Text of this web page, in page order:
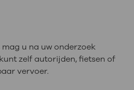
u na uw onderzoek
zelf autorijden, fietsen of
vervoer.